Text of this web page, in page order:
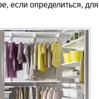
если определиться, для